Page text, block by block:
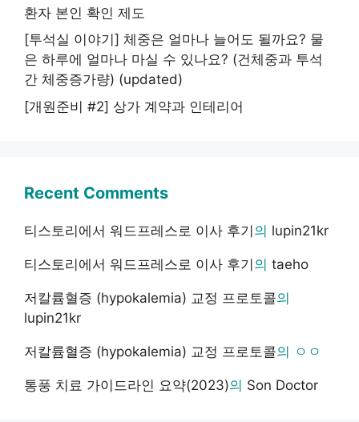
환자 본인 확인 제도
[투석실 이야기] 체중은 얼마나 늘어도 될까요? 물
은 하루에 얼마나 마실 수 있나요? (건체중과 투석
간 체중증가량) (updated)
[개원준비 #2] 상가 계약과 인테리어
Recent Comments
티스토리에서 워드프레스로 이사 후기의 lupin21kr
티스토리에서 워드프레스로 이사 후기의 taeho
저칼륨혈증 (hypokalemia) 교정 프로토콜의
lupin21kr
저칼륨혈증 (hypokalemia) 교정 프로토콜의 ㅇㅇ
통풍 치료 가이드라인 요약(2023)의 Son Doctor